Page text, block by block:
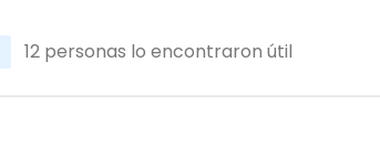
12 personas lo encontraron útil